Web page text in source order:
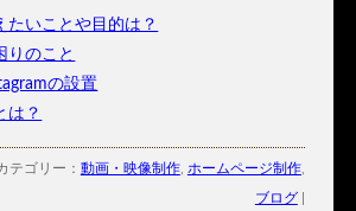
たいことや目的は？
りのこと
の設置
は？
テゴリー： 動画・映像制作, ホームページ制作,
ブログ